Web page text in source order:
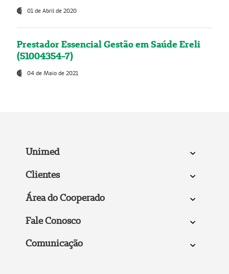
01 de Abril de 2020
Prestador Essencial Gestão em Saúde Ereli
(51004354-7)
04 de Maio de 2021
Unimed
Clientes
Área do Cooperado
Fale Conosco
Comunicação